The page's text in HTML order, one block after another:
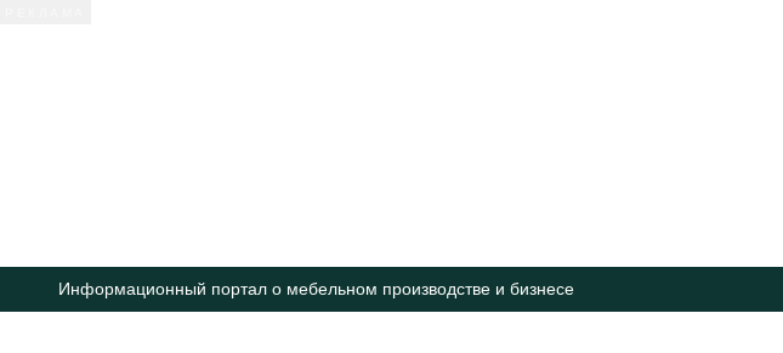
Информационный портал о мебельном производстве и бизнесе